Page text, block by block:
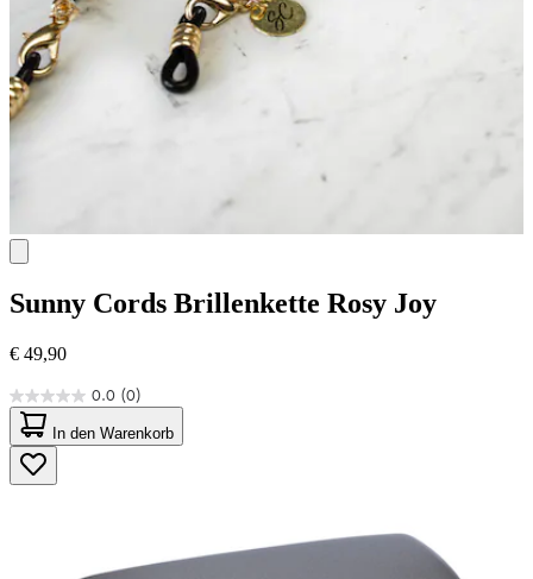
Sunny Cords Brillenkette Rosy Joy
€ 49,90
0.0 (0)
0.0
von
5
Sternen.
In den Warenkorb